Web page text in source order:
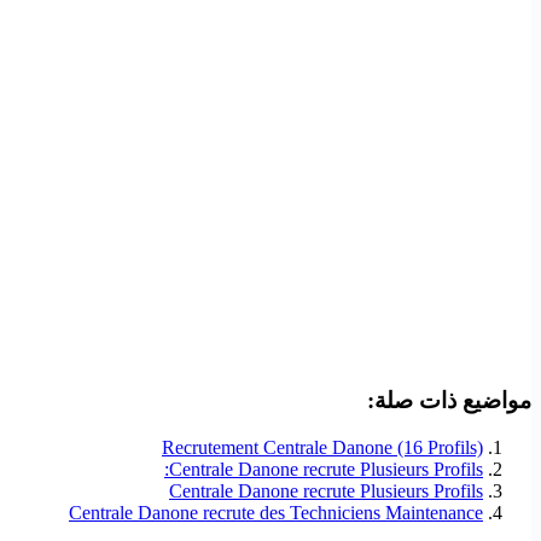
مواضيع ذات صلة:
Recrutement Centrale Danone (16 Profils)
Centrale Danone recrute Plusieurs Profils:
Centrale Danone recrute Plusieurs Profils
Centrale Danone recrute des Techniciens Maintenance